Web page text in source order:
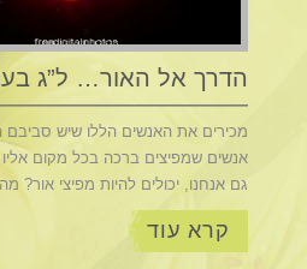
הדרך אל האור… ל”ג
מכירים את האנשים הללו שיש סביבם
אנשים שמפיצים ברכה בכל מקום
גם אנחנו, יכולים להיות מפיצי אור?
קרא עוד